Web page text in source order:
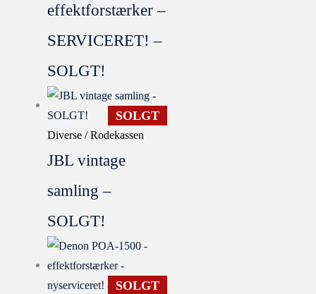
effektforstærker –
SERVICERET! –
SOLGT!
SOLGT
Diverse / Rodekassen
JBL vintage
samling –
SOLGT!
SOLGT